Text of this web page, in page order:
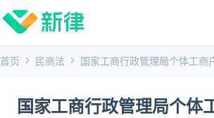
首页 民商法 国家工商行政管理局个体工商
国家工商行政管理局个体